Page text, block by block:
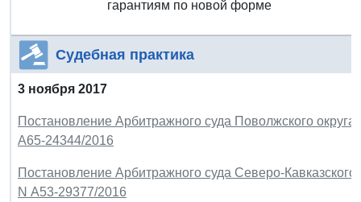
гарантиям по новой форме
Судебная практика
3 ноября 2017
Постановление Арбитражного суда Поволжского
А65-24344/2016
Постановление Арбитражного суда Северо-
N А53-29377/2016